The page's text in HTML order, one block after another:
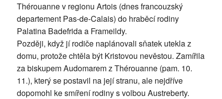
Thérouanne v regionu Artois (dnes francouzský
departement Pas-de-Calais) do hraběcí rodiny
Palatina Badefrida a Frameildy.
Později, když jí rodiče naplánovali sňatek utekla z
domu, protože chtěla být Kristovou nevěstou. Zamířila
za biskupem Audomarem z Thérouanne (pam. 10.
11.), který se postavil na její stranu, ale nejdříve
dopomohl ke smíření rodiny s volbou Austreberty.